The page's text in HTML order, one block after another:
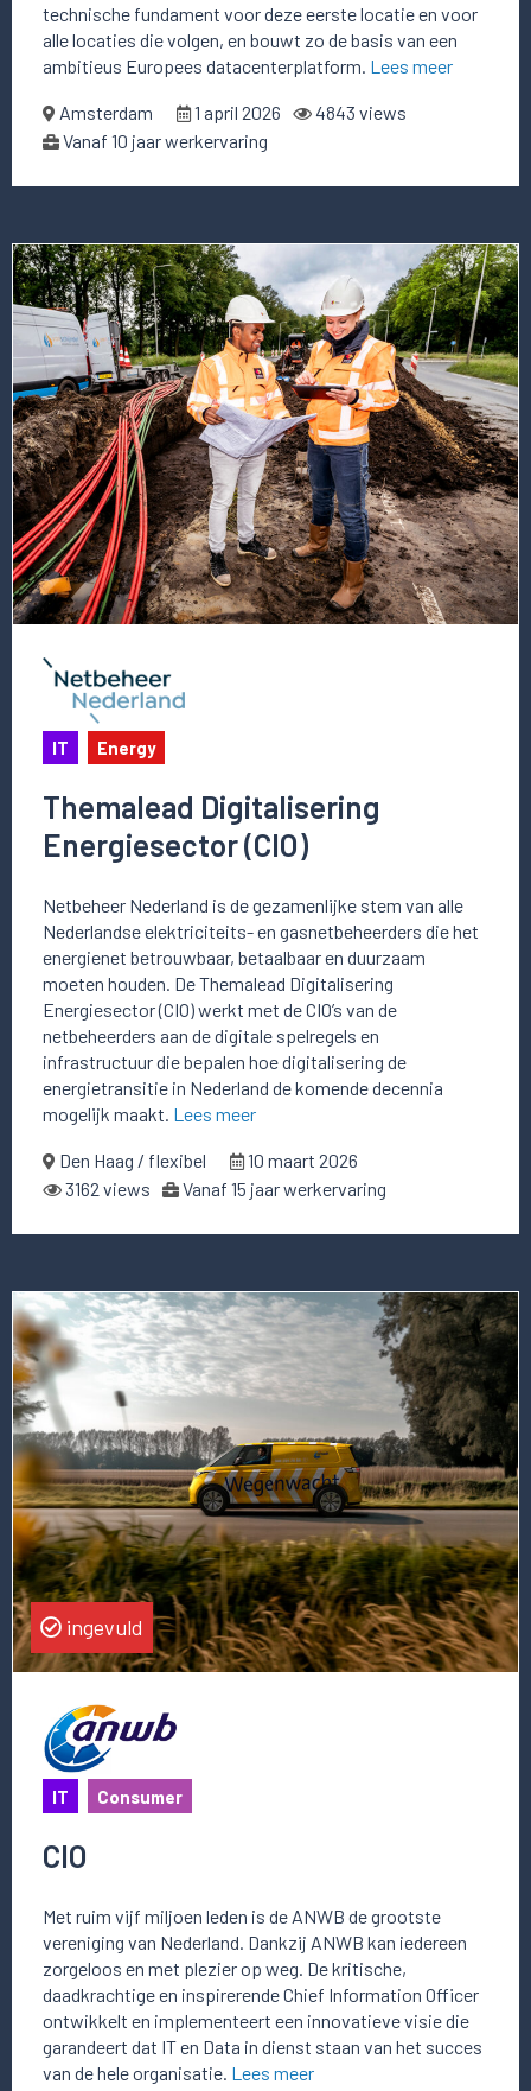
technische fundament voor deze eerste locatie en voor
alle locaties die volgen, en bouwt zo de basis van een
ambitieus Europees datacenterplatform. Lees meer
Amsterdam 1 april 2026
4843 views
Vanaf 10 jaar werkervaring
Lees
meer
over
deze
vacature
Themalead
Digitalisering
Energiesector
(CIO)
IT Energy
Themalead Digitalisering
Energiesector (CIO)
Netbeheer Nederland is de gezamenlijke stem van alle
Nederlandse elektriciteits- en gasnetbeheerders die het
energienet betrouwbaar, betaalbaar en duurzaam
moeten houden. De Themalead Digitalisering
Energiesector (CIO) werkt met de CIO’s van de
netbeheerders aan de digitale spelregels en
infrastructuur die bepalen hoe digitalisering de
energietransitie in Nederland de komende decennia
mogelijk maakt. Lees meer
Den Haag / flexibel
10 maart 2026
3162 views
Vanaf 15 jaar werkervaring
Lees
meer
over
deze
vacature
CIO
ingevuld
IT Consumer
CIO
Met ruim vijf miljoen leden is de ANWB de grootste
vereniging van Nederland. Dankzij ANWB kan iedereen
zorgeloos en met plezier op weg. De kritische,
daadkrachtige en inspirerende Chief Information Officer
ontwikkelt en implementeert een innovatieve visie die
garandeert dat IT en Data in dienst staan van het succes
van de hele organisatie. Lees meer